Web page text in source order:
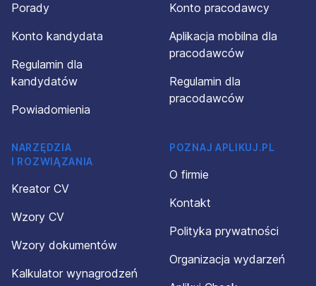
Porady
Konto kandydata
Regulamin dla
kandydatów
Powiadomienia
Konto pracodawcy
Aplikacja mobilna dla
pracodawców
Regulamin dla
pracodawców
NARZĘDZIA
I ROZWIĄZANIA
Kreator CV
Wzory CV
Wzory dokumentów
Kalkulator wynagrodzeń
POZNAJ APLIKUJ.PL
O firmie
Kontakt
Polityka prywatności
Organizacja wydarzeń